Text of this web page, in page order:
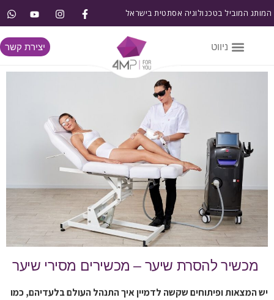
המותג המוביל בטכנולוגיה אסתטית בישראל
יצירת קשר
מכשיר להסרת שיער – מכשירים מסירי שיער
יש המצאות ופיתוחים שקשה לדמיין איך התנהל העולם בלעדיהם, כמו